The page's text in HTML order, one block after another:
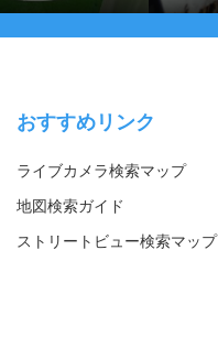
おすすめリンク
ライブカメラ検索マップ
地図検索ガイド
ストリートビュー検索マップ